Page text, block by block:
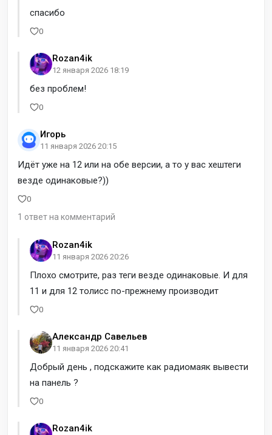
спасибо
0
Rozan4ik
12 января 2026 18:19
без проблем!
0
Игорь
11 января 2026 20:15
Идёт уже на 12 или на обе версии, а то у вас хештеги
везде одинаковые?))
0
1 ответ на комментарий
Rozan4ik
11 января 2026 20:26
Плохо смотрите, раз теги везде одинаковые. И для
11 и для 12 толисс по-прежнему производит
0
Александр Савельев
11 января 2026 20:41
Добрый день , подскажите как радиомаяк вывести
на панель ?
0
Rozan4ik